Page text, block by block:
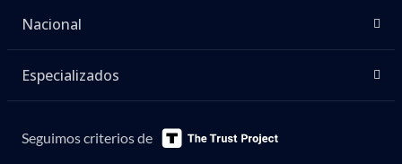
Nacional
Especializados
Seguimos criterios de